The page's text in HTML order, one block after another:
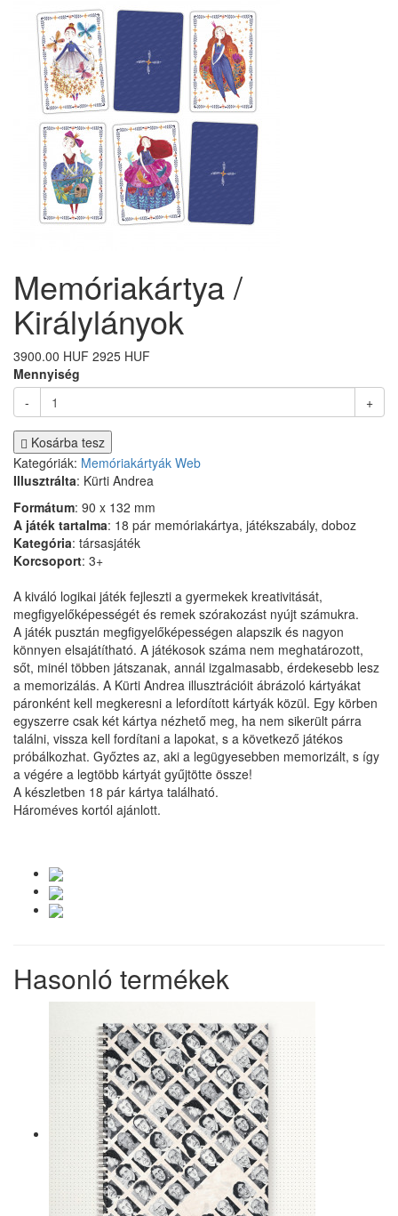
Memóriakártya /
Királylányok
3900.00 HUF 2925 HUF
Mennyiség
-
+
Kosárba tesz
Kategóriák: Memóriakártyák Web
Illusztrálta: Kürti Andrea
Formátum: 90 x 132 mm
A játék tartalma: 18 pár memóriakártya, játékszabály, doboz
Kategória: társasjáték
Korcsoport: 3+
A kiváló logikai játék fejleszti a gyermekek kreativitását,
megfigyelőképességét és remek szórakozást nyújt számukra.
A játék pusztán megfigyelőképességen alapszik és nagyon
könnyen elsajátítható. A játékosok száma nem meghatározott,
sőt, minél többen játszanak, annál izgalmasabb, érdekesebb lesz
a memorizálás. A Kürti Andrea illusztrációit ábrázoló kártyákat
páronként kell megkeresni a lefordított kártyák közül. Egy körben
egyszerre csak két kártya nézhető meg, ha nem sikerült párra
találni, vissza kell fordítani a lapokat, s a következő játékos
próbálkozhat. Győztes az, aki a legügyesebben memorizált, s így
a végére a legtöbb kártyát gyűjtötte össze!
A készletben 18 pár kártya található.
Hároméves kortól ajánlott.
Hasonló termékek